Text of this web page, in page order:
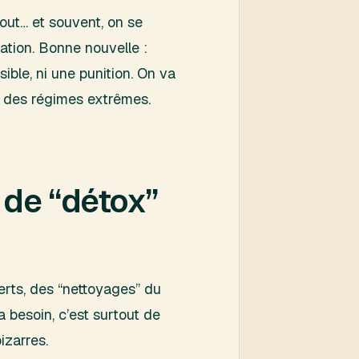
et souvent, on se
Bonne nouvelle :
ni une punition. On va
régimes extrêmes.
“détox”
des “nettoyages” du
besoin, c’est surtout de